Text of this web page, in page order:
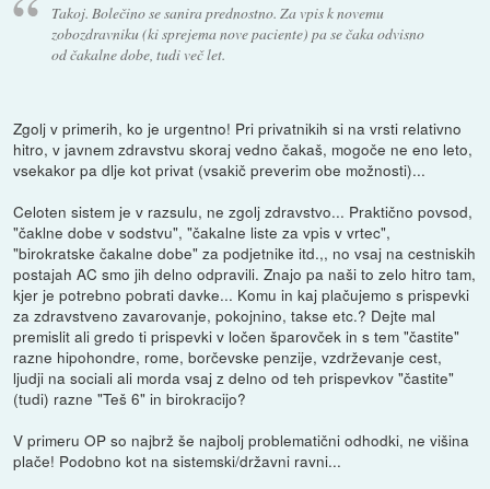
Takoj. Bolečino se sanira prednostno. Za vpis k novemu
zobozdravniku (ki sprejema nove paciente) pa se čaka odvisno
od čakalne dobe, tudi več let.
Zgolj v primerih, ko je urgentno! Pri privatnikih si na vrsti relativno
hitro, v javnem zdravstvu skoraj vedno čakaš, mogoče ne eno leto,
vsekakor pa dlje kot privat (vsakič preverim obe možnosti)...
Celoten sistem je v razsulu, ne zgolj zdravstvo... Praktično povsod,
"čaklne dobe v sodstvu", "čakalne liste za vpis v vrtec",
"birokratske čakalne dobe" za podjetnike itd.,, no vsaj na cestniskih
postajah AC smo jih delno odpravili. Znajo pa naši to zelo hitro tam,
kjer je potrebno pobrati davke... Komu in kaj plačujemo s prispevki
za zdravstveno zavarovanje, pokojnino, takse etc.? Dejte mal
premislit ali gredo ti prispevki v ločen šparovček in s tem "častite"
razne hipohondre, rome, borčevske penzije, vzdrževanje cest,
ljudji na sociali ali morda vsaj z delno od teh prispevkov "častite"
(tudi) razne "Teš 6" in birokracijo?
V primeru OP so najbrž še najbolj problematični odhodki, ne višina
plače! Podobno kot na sistemski/državni ravni...